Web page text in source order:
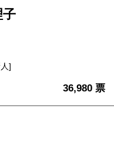
子
]
36,980 票